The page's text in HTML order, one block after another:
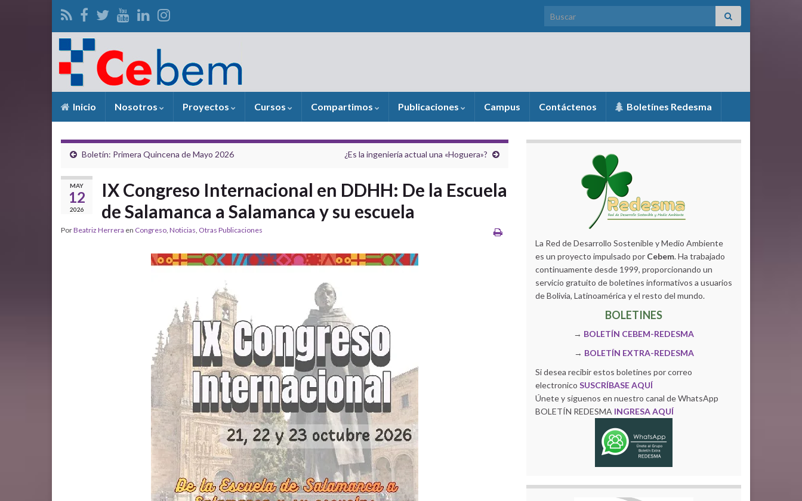
Search for:
Inicio Nosotros Proyectos Cursos Compartimos Publicaciones Campus Contáctenos Boletínes Redesma
Boletín: Primera Quincena de Mayo 2026 ¿Es la ingeniería actual una «Hoguera»?
MAY
12
2026
IX Congreso Internacional en DDHH: De la Escuela
de Salamanca a Salamanca y su escuela
PorBeatriz Herrera en Congreso, Noticias, Otras Publicaciones
La Red de Desarrollo Sostenible y Medio Ambiente
es un proyecto impulsado por Cebem. Ha trabajado
continuamente desde 1999, proporcionando un
servicio gratuito de boletines informativos a usuarios
de Bolivia, Latinoamérica y el resto del mundo.
BOLETINES
→ BOLETÍN CEBEM-REDESMA
→ BOLETÍN EXTRA-REDESMA
Si desea recibir estos boletines por correo
electronico SUSCRÍBASE AQUÍ
Únete y siguenos en nuestro canal de WhatsApp
BOLETÍN REDESMA INGRESA AQUÍ